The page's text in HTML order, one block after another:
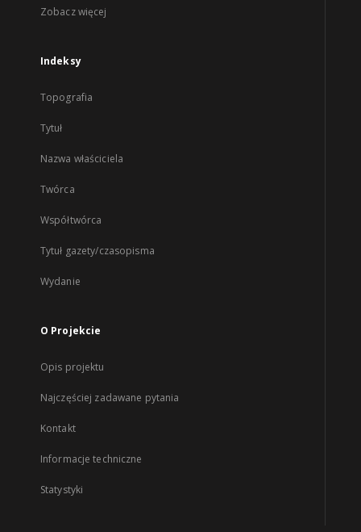
Zobacz więcej
Indeksy
Topografia
Tytuł
Nazwa właściciela
Twórca
Współtwórca
Tytuł gazety/czasopisma
Wydanie
O Projekcie
Opis projektu
Najczęściej zadawane pytania
Kontakt
Informacje techniczne
Statystyki